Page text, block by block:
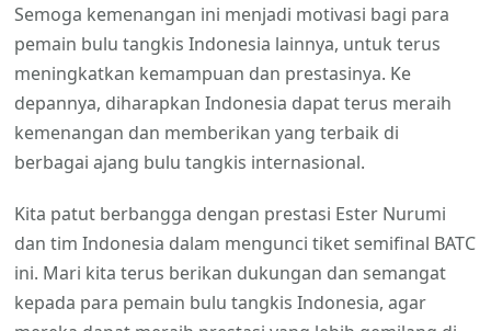
Semoga kemenangan ini menjadi motivasi bagi para
pemain bulu tangkis Indonesia lainnya, untuk terus
meningkatkan kemampuan dan prestasinya. Ke
depannya, diharapkan Indonesia dapat terus meraih
kemenangan dan memberikan yang terbaik di
berbagai ajang bulu tangkis internasional.
Kita patut berbangga dengan prestasi Ester Nurumi
dan tim Indonesia dalam mengunci tiket semifinal BATC
ini. Mari kita terus berikan dukungan dan semangat
kepada para pemain bulu tangkis Indonesia, agar